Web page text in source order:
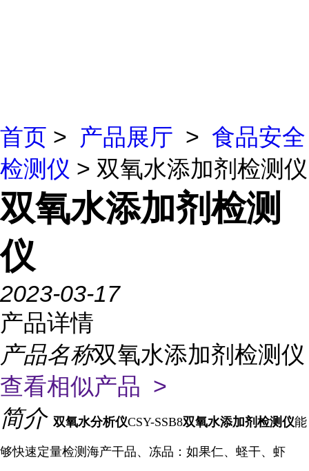
首页 > 产品展厅 > 食品安全
检测仪 > 双氧水添加剂检测仪
双氧水添加剂检测
仪
2023-03-17
产品详情
产品名称双氧水添加剂检测仪
查看相似产品 >
简介 双氧水分析仪CSY-SSB8双氧水添加剂检测仪能
够快速定量检测海产干品、冻品：如果仁、蛏干、虾